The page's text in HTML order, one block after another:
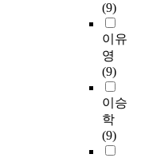
(9)
이유
영
(9)
이승
학
(9)